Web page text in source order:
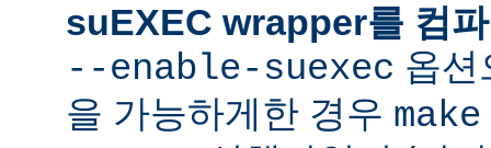
suEXEC wrapper를 컴
--enable-suexec 옵션
을 가능하게한 경우 make